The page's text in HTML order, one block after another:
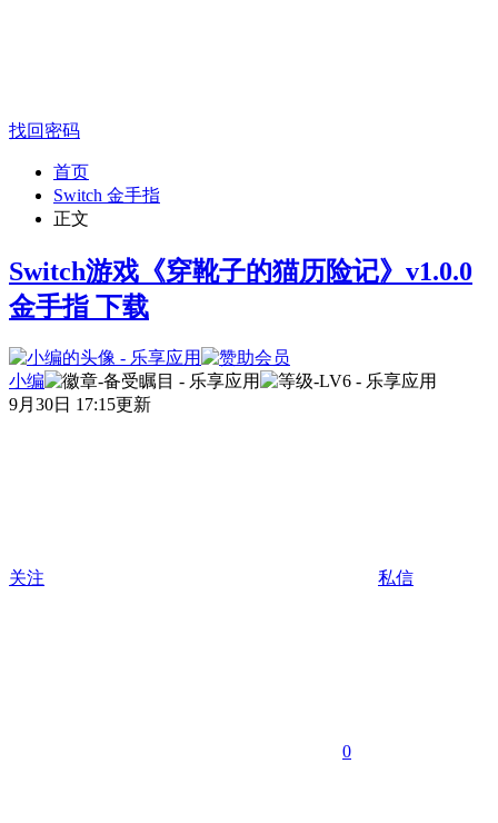
找回密码
首页
Switch 金手指
正文
Switch游戏《穿靴子的猫历险记》v1.0.0
金手指 下载
小编
9月30日 17:15更新
关注 私信
0